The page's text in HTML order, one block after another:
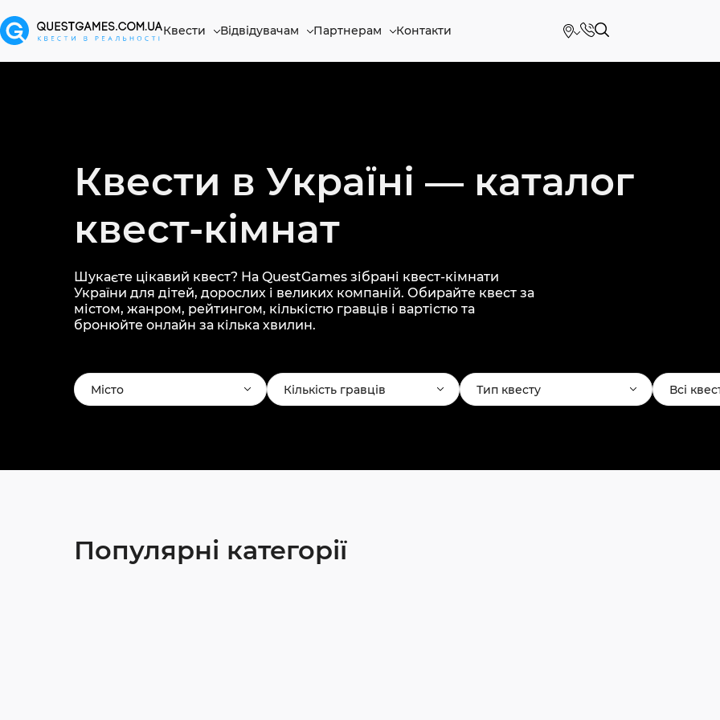
Квести Відвідувачам Партнерам Контакти
Квести в Україні — каталог
квест-кімнат
Шукаєте цікавий квест? На QuestGames зібрані квест-кімнати
України для дітей, дорослих і великих компаній. Обирайте квест за
містом, жанром, рейтингом, кількістю гравців і вартістю та
бронюйте онлайн за кілька хвилин.
Місто Кількість гравців Тип квесту Всі
Популярні категорії